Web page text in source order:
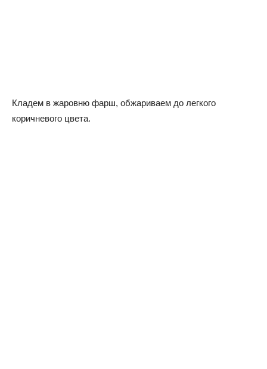
Кладем в жаровню фарш, обжариваем до легкого
коричневого цвета.